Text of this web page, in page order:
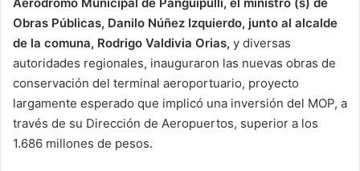
Aeródromo Municipal de Panguipulli, el ministro (s) de
Obras Públicas, Danilo Núñez Izquierdo, junto al alcalde
de la comuna, Rodrigo Valdivia Orias, y diversas
autoridades regionales, inauguraron las nuevas obras de
conservación del terminal aeroportuario, proyecto
largamente esperado que implicó una inversión del MOP, a
través de su Dirección de Aeropuertos, superior a los
1.686 millones de pesos.